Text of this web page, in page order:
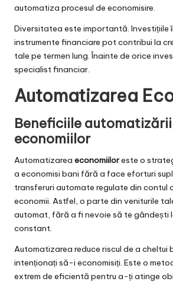
automatiza procesul de economisire.
Diversitatea este importantă. Investițiile
instrumente financiare pot contribui la
tale pe termen lung. Înainte de orice
specialist financiar.
Automatizarea
Beneficiile automatizării
economiilor
Automatizarea economiiloreste o
a economisi bani fără a face eforturi
transferuri automate regulate din contul
economii. Astfel, o parte din veniturile
automat, fără a fi nevoie să te gândești
constant.
Automatizarea reduce riscul de a cheltui
intenționați să-i economisiți. Este o
extrem de eficientă pentru a-ți atinge